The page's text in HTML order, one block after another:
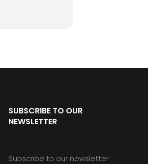
SUBSCRIBE TO OUR
NEWSLETTER
Subscribe to our newsletter